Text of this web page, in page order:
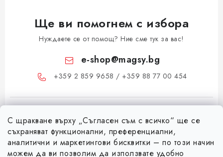
С щракване върху „Съгласен съм с всичко“ ще се
съхраняват функционални, преференциални,
аналитични и маркетингови бисквитки – по този начин
можем да ви позволим да използвате удобно
Ще ви помогнем с избора
Нуждаете се от помощ? Ние сме тук за вас!
e-shop@magsy.bg
+359 2 859 9658 / +359 88 77 00 454